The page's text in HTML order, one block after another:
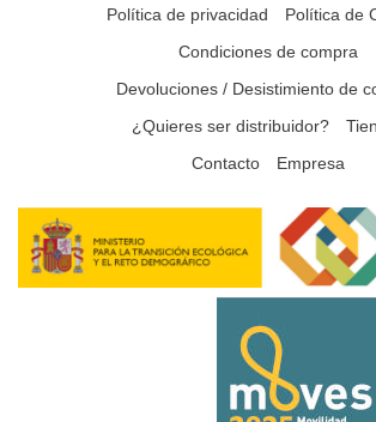
Política de privacidad
Política de
Condiciones de compra
Devoluciones / Desistimiento de
¿Quieres ser distribuidor?
Contacto
Empresa